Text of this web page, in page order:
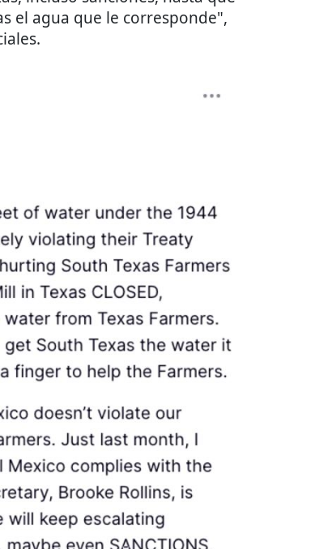
el agua que le corresponde",